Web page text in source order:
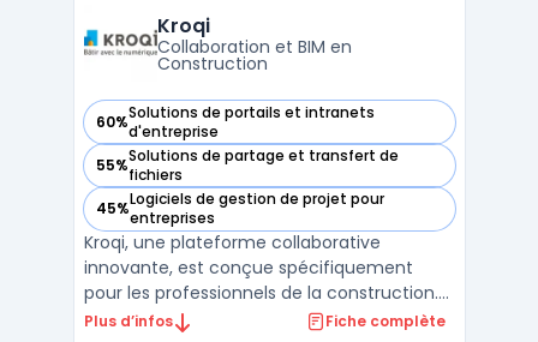
échéances. Vous pouvez également joindre
des fichiers, des ...
Kroqi
Collaboration et BIM en
Construction
60%Solutions de portails et intranets
d'entreprise
— voir Kroqi dans cette catégorie
55%Solutions de partage et transfert de
fichiers
— voir Kroqi dans cette catégorie
45%Logiciels de gestion de projet pour
entreprises
— voir Kroqi dans cette catégorie
Kroqi, une plateforme collaborative
innovante, est conçue spécifiquement
pour les professionnels de la construction.
Elle intègre un système de gestion de
Plus d’infos Fiche complète